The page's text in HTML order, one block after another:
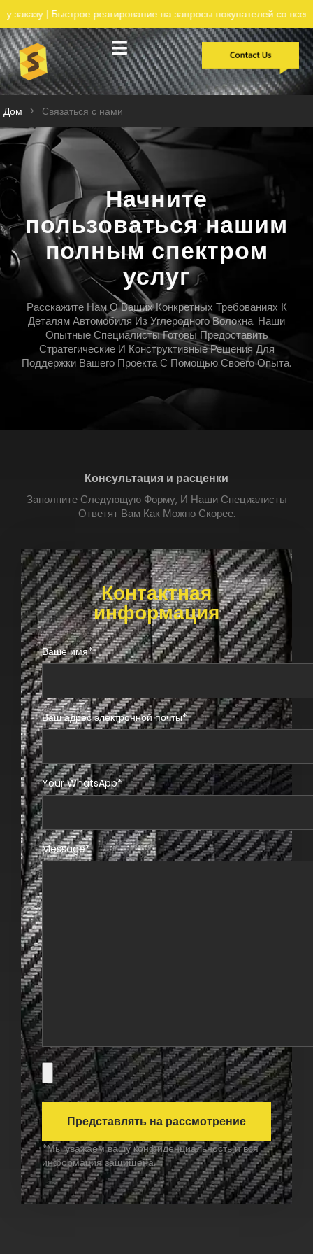
реагирование на запросы покупателей со всего мира
Дом > Связаться с нами
Начните
пользоваться нашим
полным спектром
услуг
Расскажите Нам О Ваших Конкретных Требованиях К
Деталям Автомобиля Из Углеродного Волокна. Наши
Опытные Специалисты Готовы Предоставить
Стратегические И Конструктивные Решения Для
Поддержки Вашего Проекта С Помощью Своего Опыта.
Консультация и расценки
Заполните Следующую Форму, И Наши Специалисты
Ответят Вам Как Можно Скорее.
Контактная
информация
Ваше имя*
Ваш адрес электронной почты*
Your WhatsApp*
Message*
*Мы уважаем вашу конфиденциальность и вся
информация защищена.